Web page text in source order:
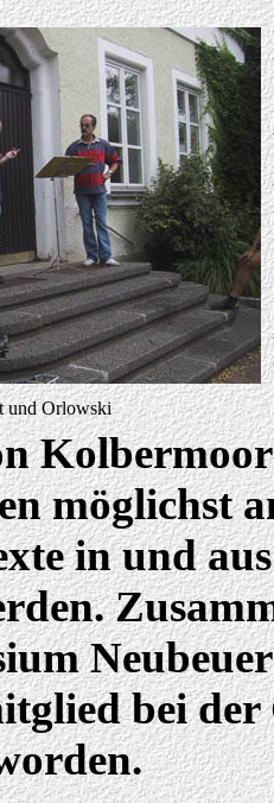
und Orlowski
möglichst
in und
bei